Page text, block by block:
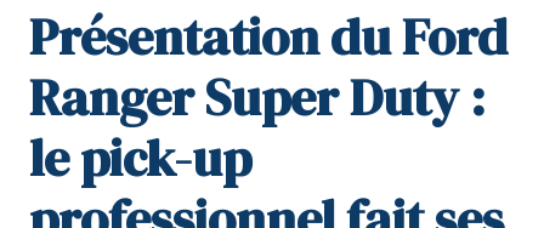
Présentation du Ford
Ranger Super Duty :
le pick-up